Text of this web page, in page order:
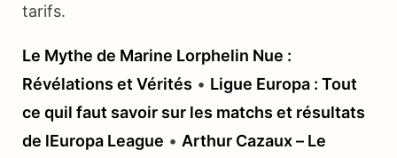
tarifs.
Le Mythe de Marine Lorphelin Nue :
Révélations et Vérités • Ligue Europa : Tout
ce quil faut savoir sur les matchs et résultats
de lEuropa League • Arthur Cazaux – Le